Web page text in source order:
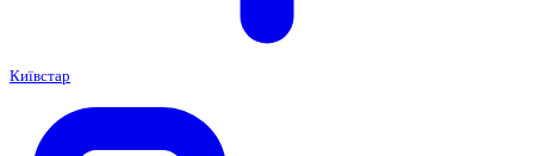
Київстар